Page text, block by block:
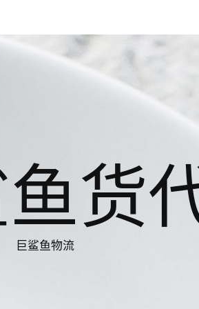
货
巨鲨鱼物流